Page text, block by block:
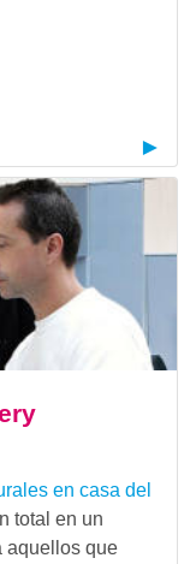
en casa del
total en un
aquellos que